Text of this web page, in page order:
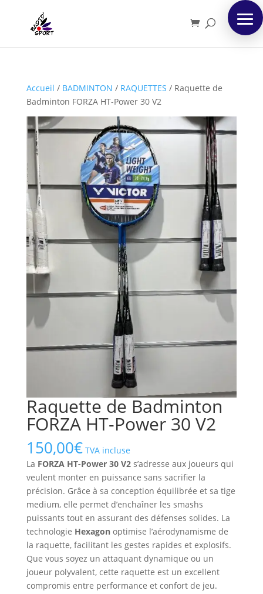
Accueil / BADMINTON / RAQUETTES / Raquette de
Badminton FORZA HT-Power 30 V2
Raquette de Badminton
FORZA HT-Power 30 V2
150,00€ TVA incluse
La FORZA HT-Power 30 V2s’adresse aux joueurs qui
veulent monter en puissance sans sacrifier la
précision. Grâce à sa conception équilibrée et sa tige
medium, elle permet d’enchaîner les smashs
puissants tout en assurant des défenses solides. La
technologie Hexagonoptimise l’aérodynamisme de
la raquette, facilitant les gestes rapides et explosifs.
Que vous soyez un attaquant dynamique ou un
joueur polyvalent, cette raquette est un excellent
compromis entre performance et confort de jeu.